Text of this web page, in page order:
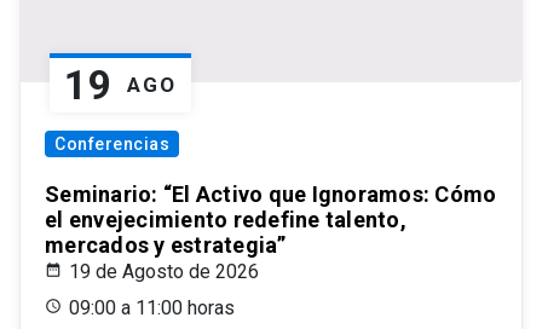
19 AGO
Conferencias
Seminario: “El Activo que Ignoramos: Cómo
el envejecimiento redefine talento,
mercados y estrategia”
19 de Agosto de 2026
09:00 a 11:00 horas